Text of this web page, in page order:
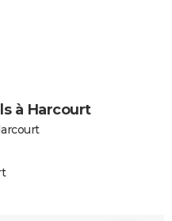
à Harcourt